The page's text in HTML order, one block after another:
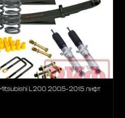
L200 2005-2015 лифт